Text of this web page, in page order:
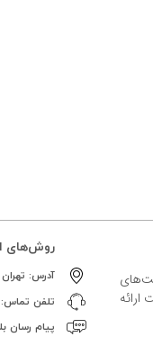
روش‌های
آدرس:
تلفن تماس:
پیام رسان